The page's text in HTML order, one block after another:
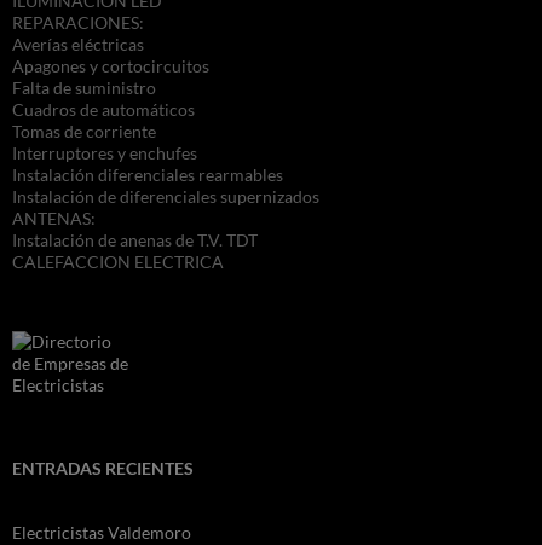
REPARACIONES:
Averías eléctricas
Apagones y cortocircuitos
Falta de suministro
Cuadros de automáticos
Tomas de corriente
Interruptores y enchufes
Instalación diferenciales rearmables
Instalación de diferenciales supernizados
ANTENAS:
Instalación de anenas de T.V. TDT
CALEFACCION ELECTRICA
ENTRADAS RECIENTES
Electricistas Valdemoro